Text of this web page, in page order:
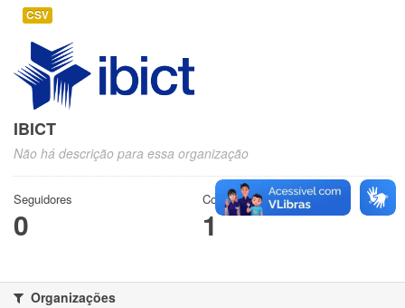
CSV
IBICT
Não há descrição para essa organização
Seguidores
0
Conjuntos de dados
1
Organizações